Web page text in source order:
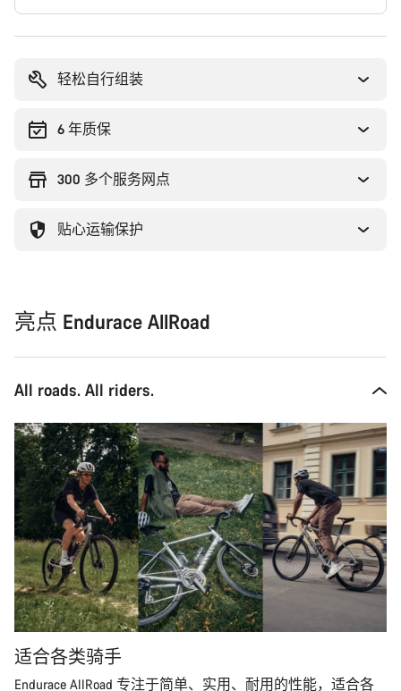
轻松自行组装
6 年质保
300 多个服务网点
贴心运输保护
亮点 Endurace AllRoad
All roads. All riders.
适合各类骑手
Endurace AllRoad 专注于简单、实用、耐用的性能，适合各